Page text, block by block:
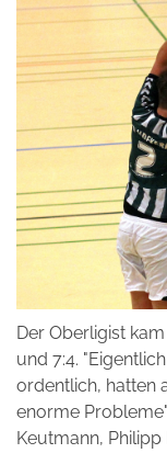
Der Oberligist
und 7:4.
ordentlich, hatten
enorme
Keutmann,